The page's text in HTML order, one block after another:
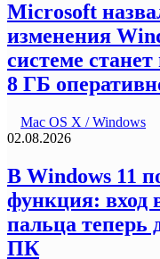
Microsoft
изменения
системе
8 ГБ
Mac OS X / Windows
02.08.2026
В Windows 11
функция: вход
пальца теперь
ПК